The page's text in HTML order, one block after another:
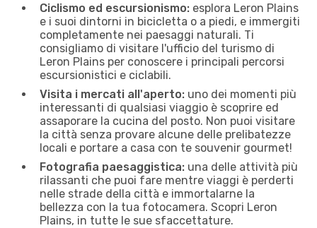
Ciclismo ed escursionismo: esplora Leron Plains
e i suoi dintorni in bicicletta o a piedi, e immergiti
completamente nei paesaggi naturali. Ti
consigliamo di visitare l'ufficio del turismo di
Leron Plains per conoscere i principali percorsi
escursionistici e ciclabili.
Visita i mercati all'aperto: uno dei momenti più
interessanti di qualsiasi viaggio è scoprire ed
assaporare la cucina del posto. Non puoi visitare
la città senza provare alcune delle prelibatezze
locali e portare a casa con te souvenir gourmet!
Fotografia paesaggistica: una delle attività più
rilassanti che puoi fare mentre viaggi è perderti
nelle strade della città e immortalarne la
bellezza con la tua fotocamera. Scopri Leron
Plains, in tutte le sue sfaccettature.